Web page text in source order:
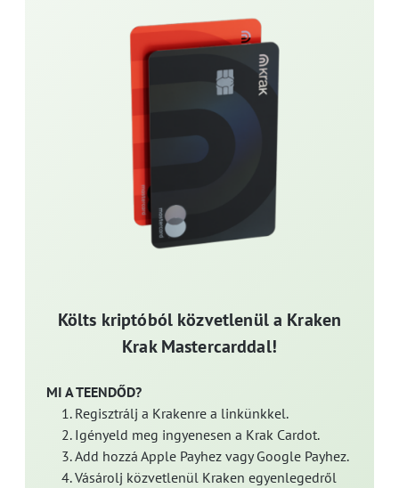
Költs kriptóból közvetlenül a Kraken
Krak Mastercarddal!
MI A TEENDŐD?
Regisztrálj a Krakenre a linkünkkel.
Igényeld meg ingyenesen a Krak Cardot.
Add hozzá Apple Payhez vagy Google Payhez.
Vásárolj közvetlenül Kraken egyenlegedről